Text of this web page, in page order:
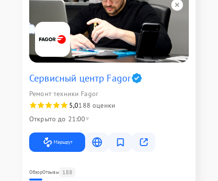
Сервисный центр Fagor
Ремонт техники Fagor
5,0188 оценки
Открыто до 21:00
Маршрут
ОбзорОтзывы 188